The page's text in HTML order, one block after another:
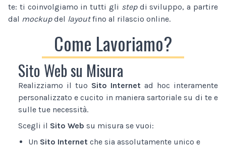
te: ti coinvolgiamo in tutti gli stepdi sviluppo, a partire
dal mockupdel layoutfino al rilascio online.
Come Lavoriamo?
Sito Web su Misura
Realizziamo il tuo Sito Internet ad hoc interamente
personalizzato e cucito in maniera sartoriale su di te e
sulle tue necessità.
Scegli il Sito Web su misura se vuoi:
Un Sito Internet che sia assolutamente unico e